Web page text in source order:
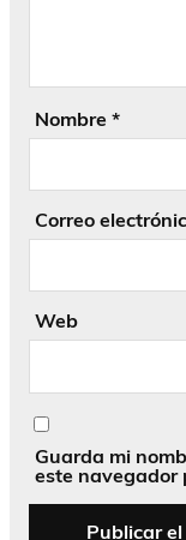
Nombre *
Correo
Web
Guarda mi
este navegador